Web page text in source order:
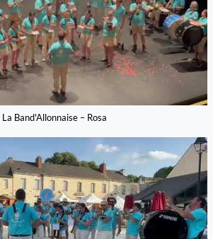
La Band'Allonnaise – Rosa